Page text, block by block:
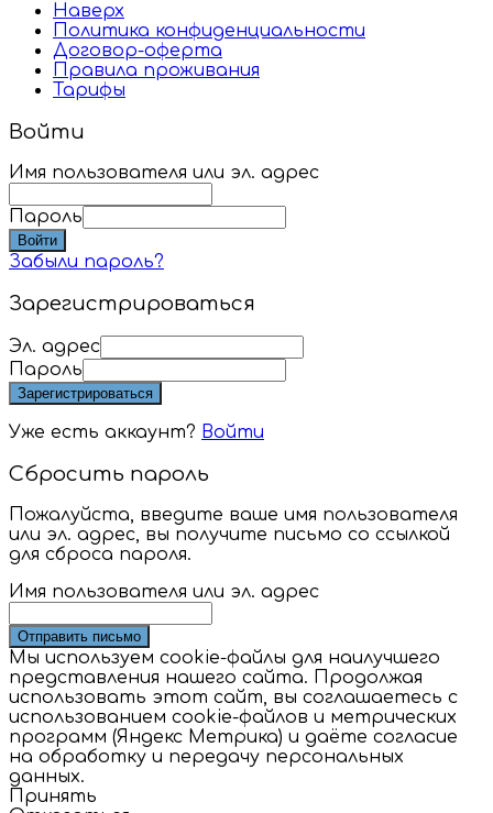
Наверх
Политика конфиденциальности
Договор-оферта
Правила проживания
Тарифы
Войти
Имя пользователя или эл. адрес
Пароль
Войти
Забыли пароль?
Зарегистрироваться
Эл. адрес
Пароль
Зарегистрироваться
Уже есть аккаунт? Войти
Сбросить пароль
Пожалуйста, введите ваше имя пользователя
или эл. адрес, вы получите письмо со ссылкой
для сброса пароля.
Имя пользователя или эл. адрес
Отправить письмо
Мы используем cookie-файлы для наилучшего
представления нашего сайта. Продолжая
использовать этот сайт, вы соглашаетесь с
использованием cookie-файлов и метрических
программ (Яндекс Метрика) и даёте согласие
на обработку и передачу персональных
данных.
Принять